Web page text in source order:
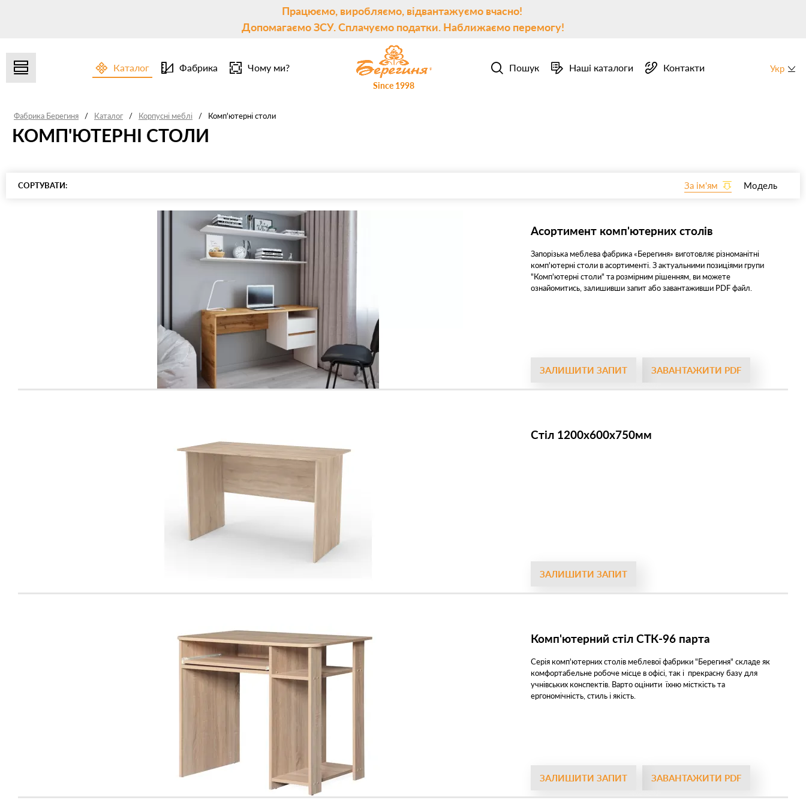
Працюємо, виробляємо, відвантажуємо вчасно!
Допомагаємо ЗСУ. Сплачуємо податки. Наближаємо перемогу!
Каталог Фабрика Чому ми?
Since 1998
Пошук Наші каталоги Контакти Укр
Фабрика Берегиня / Каталог / Корпусні меблі / Комп'ютерні столи
КОМП'ЮТЕРНІ СТОЛИ
СОРТУВАТИ: За ім'ям Модель
Асортимент комп'ютерних столів
Запорізька меблева фабрика «Берегиня» виготовляє різноманітні
комп'ютерні столи в асортименті. З актуальними позиціями групи
"Комп'ютерні столи" та розмірним рішенням, ви можете
ознайомитись, залишивши запит або завантаживши PDF файл.
ЗАЛИШИТИ ЗАПИТ ЗАВАНТАЖИТИ PDF
Стіл 1200х600х750мм
ЗАЛИШИТИ ЗАПИТ
Комп'ютерний стіл СТК-96 парта
Серія комп'ютерних столів меблевої фабрики "Берегиня" складе як
комфортабельне робоче місце в офісі, так і прекрасну базу для
учнівських конспектів. Варто оцінити їхню місткість та
ергономічність, стиль і якість.
ЗАЛИШИТИ ЗАПИТ ЗАВАНТАЖИТИ PDF